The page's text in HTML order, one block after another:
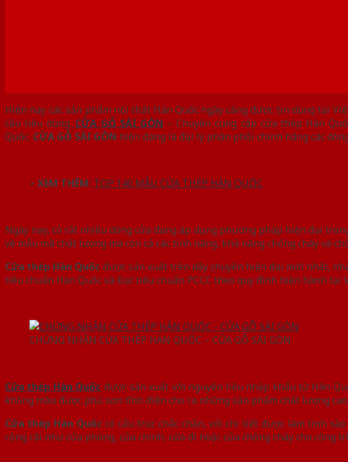
Hiện nay các sản phẩm nội thất Hàn Quốc ngày càng được tin dùng tại
cầu tiêu dùng. CỬA GỖ SÀI GÒN – Chuyên cung cấp cửa thép Hàn
Quốc. CỬA GỖ SÀI GÒN hiện đang là đại lý phân phối chính hãng các
>XEM THÊM: TOP 140 MẪU CỬA THÉP HÀN QUỐC
Ngày nay, có rất nhiều dòng cửa đang áp dụng phương pháp hiện đại
về mẫu mã chất lượng mà còn cả các tính năng, khả năng chống cháy và
Cửa thép Hàn Quốc được sản xuất trên dây chuyền hiện đại mới nhất,
tiêu chuẩn Hàn Quốc và Đạt tiêu chuẩn PCCC theo quy định hiện hành tại
CHỨNG NHẬN CỬA THÉP HÀN QUỐC – CỬA GỖ SÀI GÒN
Cửa thép Hàn Quốc được sản xuất với nguyên liệu nhập khẩu từ Hàn
không màu được phủ sơn tĩnh điện cho ra những sản phẩm chất lượng cao.
Cửa thép Hàn Quốc có cấu trúc chắc chắn, với chi tiết được làm tinh
rộng rãi như cửa phòng, cửa chính, cửa đi hoặc cửa chống cháy cho công